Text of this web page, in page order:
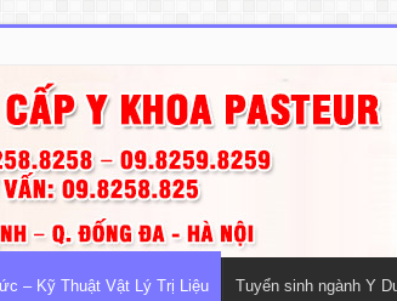
– Kỹ Thuật Vật Lý Trị Liệu Tuyển sinh ngành Y